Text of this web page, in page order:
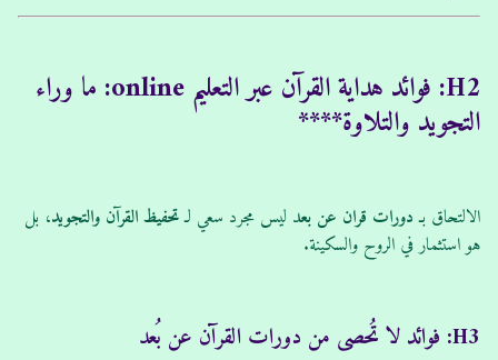
H2: فوائد هداية القرآن عبر التعليم online: ما وراء
التجويد والتلاوة****
الالتحاق بـدورات قران عن بعد ليس مجرد سعي لـتحفيظالقرآن والتجويد، بل
هو استثمار في الروح والسكينة.
H3: فوائد لا تُحصى من دورات القرآن عن بُعد